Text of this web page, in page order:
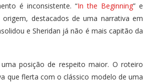
é inconsistente. “In the Beginning” e
destacados de uma narrativa em
e Sheridan já não é mais capitão da
posição de respeito maior. O roteiro
que flerta com o clássico modelo de uma